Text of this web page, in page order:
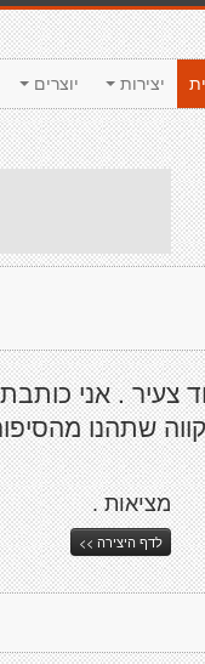
יוצרים יצירות
צעיר . אני
שתהנו
מציאות .
לדף היצירה >>